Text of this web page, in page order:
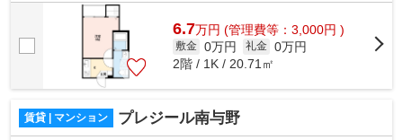
様へ提供しております！最新の情報は...
6.7万円 (管理費等：3,000円 )
敷金 0万円 礼金 0万円
2階 / 1K / 20.71㎡
賃貸 | マンション プレジール南与野